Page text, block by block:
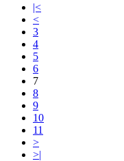
|<
<
3
4
5
6
7
8
9
10
11
>
>|